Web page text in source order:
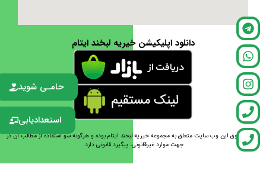
دانلود اپلیکیشن خیریه لبخند ایتام
تمامی حقوق این وب سایت متعلق به مجموعه خیریه لبخند ایتام بوده و هرگونه سو استفاده از مطالب آن در
جهت موارد غیرقانونی، پیگیرد قانونی دارد.
استعدادیابی
حامـی شوید